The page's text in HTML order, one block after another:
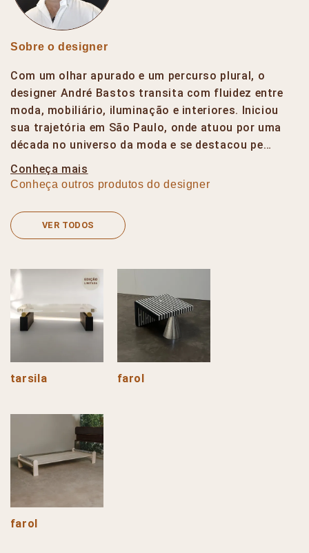
Sobre o designer
Com um olhar apurado e um percurso plural, o
designer André Bastos transita com fluidez entre
moda, mobiliário, iluminação e interiores. Iniciou
sua trajetória em São Paulo, onde atuou por uma
década no universo da moda e se destacou pe…
Conheça mais
Conheça outros produtos do designer
VER TODOS
tarsila farol
farol